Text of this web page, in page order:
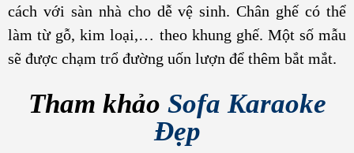
cách với sàn nhà cho dễ vệ sinh. Chân ghế có thể
làm từ gỗ, kim loại,… theo khung ghế. Một số mẫu
sẽ được chạm trổ đường uốn lượn để thêm bắt mắt.
Tham khảo Sofa Karaoke
Đẹp